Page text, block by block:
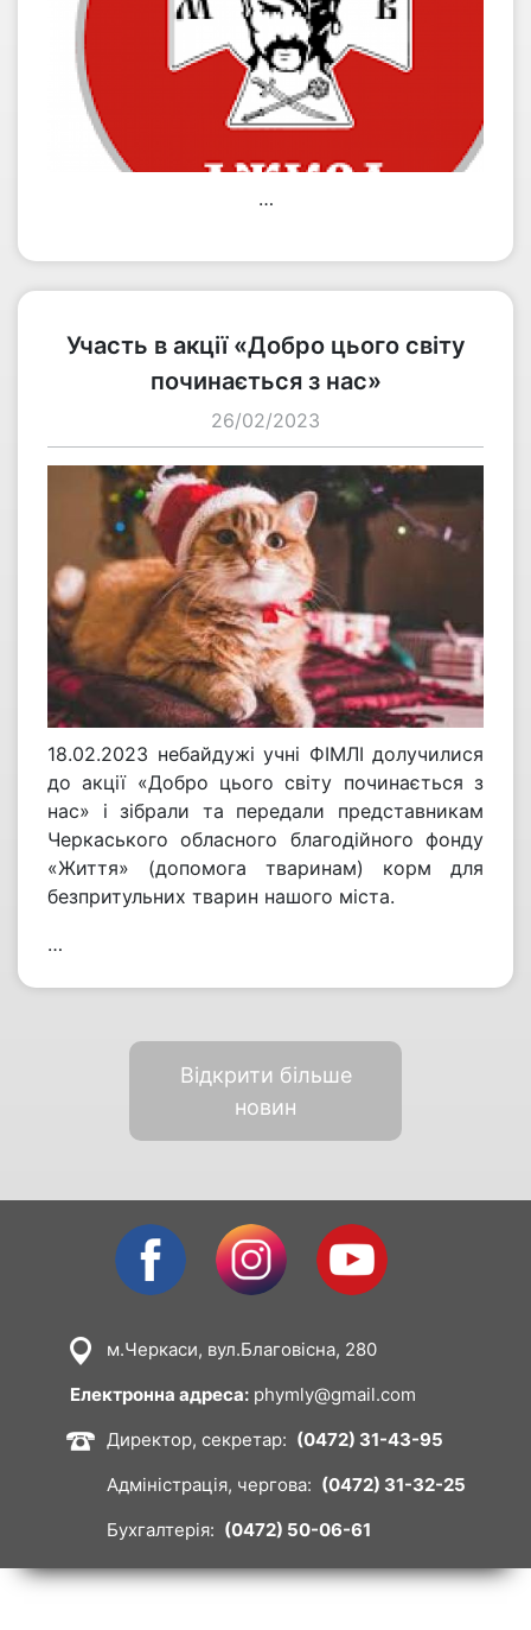
…
Участь в акції «Добро цього світу
починається з нас»
26/02/2023
18.02.2023 небайдужі учні ФІМЛІ долучилися
до акції «Добро цього світу починається з
нас» і зібрали та передали представникам
Черкаського обласного благодійного фонду
«Життя» (допомога тваринам) корм для
безпритульних тварин нашого міста.
…
переглянути
Відкрити більше
новин
Facebook Instagram Youtube
Imageм.Черкаси, вул.Благовісна, 280
Електронна адреса:phymly@gmail.com
ImageДиректор, секретар: (0472) 31-43-95
Адміністрація, чергова: (0472) 31-32-25
Бухгалтерія: (0472) 50-06-61